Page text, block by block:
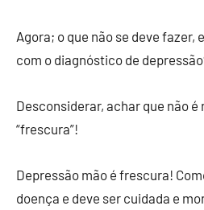
Agora; o que não se deve fazer,
com o diagnóstico de
Desconsiderar, achar que não é
“frescura”!
Depressão mão é frescura!
doença e deve ser cuidada e